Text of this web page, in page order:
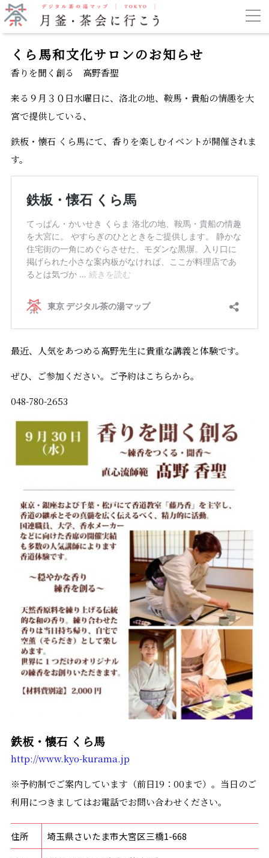
くら馬和文化サロンのお知らせ
香りを聞く創る 高野香聖
来る９月３０日水曜日に、洛北の地、鞍馬・貴船の情趣を大
宮で提供している、
鉄板・懐石 くら馬にて、香りを楽しむイベントが開催されま
す。
最近、人気をあつめる髙野先生に貴重な講義と体験です。
ぜひ、ご参加ください。ご予約はこちらから。
048-780-2653
鉄板・懐石 くら馬
http://www.kyo-kurama.jp
※予約制でご案内しています（前日19：00まで）。当日のご
利用につきましてはお電話でお問い合わせください。
住所
埼玉県さいたま市大宮区三橋1-668